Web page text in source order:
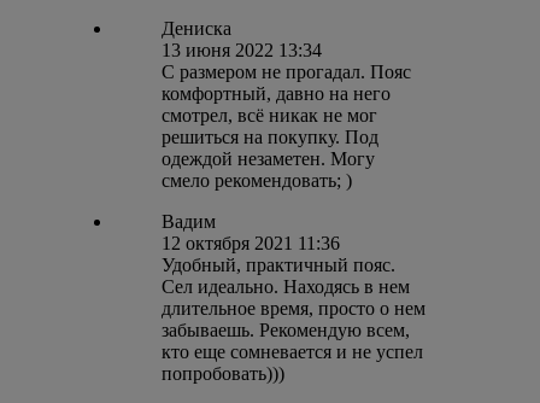
Дениска
13 июня 2022 13:34
С размером не прогадал. Пояс
комфортный, давно на него
смотрел, всё никак не мог
решиться на покупку. Под
одеждой незаметен. Могу
смело рекомендовать; )
Вадим
12 октября 2021 11:36
Удобный, практичный пояс.
Сел идеально. Находясь в нем
длительное время, просто о нем
забываешь. Рекомендую всем,
кто еще сомневается и не успел
попробовать)))